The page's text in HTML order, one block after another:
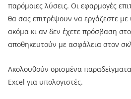
παρόμοιες λύσεις. Οι εφαρμογές
θα σας επιτρέψουν να εργάζεστε
ακόμα κι αν δεν έχετε πρόσβαση
αποθηκευτούν με ασφάλεια στον
Ακολουθούν ορισμένα
Excel για υπολογιστές.